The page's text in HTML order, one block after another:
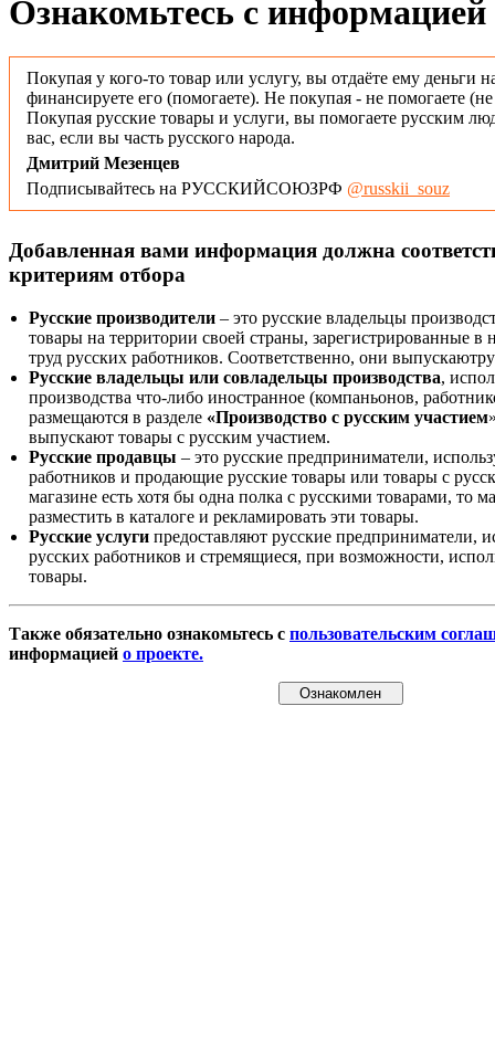
Ознакомьтесь с информацией
Покупая у кого-то товар или услугу, вы отдаёте ему деньги
финансируете его (помогаете). Не покупая - не помогаете
Покупая русские товары и услуги, вы помогаете русским
вас, если вы часть русского народа.
Дмитрий Мезенцев
Подписывайтесь на РУССКИЙСОЮЗРФ @russkii_souz
Добавленная вами информация должна
критериям отбора
Русские производители – это русские владельцы
товары на территории своей страны, зарегистрированные
труд русских работников. Соответственно, они
Русские владельцы или совладельцы производства,
производства что-либо иностранное (компаньонов,
размещаются в разделе «Производство с русским участием
выпускают товары с русским участием.
Русские продавцы – это русские предприниматели,
работников и продающие русские товары или товары с
магазине есть хотя бы одна полка с русскими товарами, то
разместить в каталоге и рекламировать эти товары.
Русские услуги предоставляют русские предприниматели,
русских работников и стремящиеся, при возможности,
товары.
Также обязательно ознакомьтесь с пользовательским
информацией о проекте.
Ознакомлен